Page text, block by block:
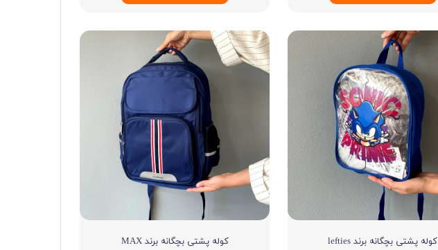
کوله پشتی بچگانه برند lefties کوله پشتی بچگانه برند MAX